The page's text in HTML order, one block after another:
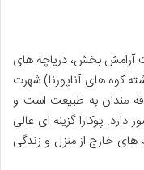
آرامش بخش، دریاچه های
کوه های آناپورنا) شهرت
مندان به طبیعت است و
پوکارا گزینه ای عالی
های خارج از منزل و زندگی